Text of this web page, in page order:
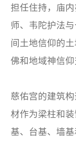
担任住持，庙
师、韦陀护法
间土地信仰的
佛和地域神信仰
慈佑宫的建筑
材作为梁柱和
基、台基、墙